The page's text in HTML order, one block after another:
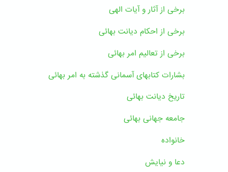
برخی از آثار و آیات الهی
برخی از احکام دیانت بهائی
برخی از تعالیم امر بهائی
بشارات کتابهای آسمانی گذشته به امر بهائی
تاریخ دیانت بهائی
جامعه جهانی بهائی
خانواده
دعا و نیایش